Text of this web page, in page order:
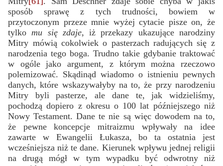
sposób sprawę z tych trudności, bowiem w
przytoczonym przeze mnie wyżej cytacie pisze on, że
tylko mu się zdaje, iż przekazy ukazujące narodziny
Mitry mówią cokolwiek o pasterzach radujących się z
narodzenia tego boga. Trudno takie gdybanie traktować
w ogóle jako argument, z którym można rzeczowo
polemizować. Skądinąd wiadomo o istnieniu pewnych
danych, które wskazywałyby na to, że przy narodzeniu
Mitry byli pasterze, ale dane te, jak widzieliśmy,
pochodzą dopiero z okresu o 100 lat późniejszego niż
Nowy Testament. Dane te nie są więc dowodem na to,
że pewne koncepcje mitraizmu wpływały na idee
zawarte w Ewangelii Łukasza, bo ta ostatnia jest
wcześniejsza niż te dane. Kierunek wpływu jednej religii
na drugą mógł w tym wypadku być odwrotny niż